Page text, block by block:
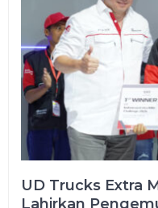
UD Trucks Extra
Lahirkan